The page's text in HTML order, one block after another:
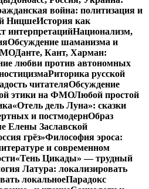
война: политизация и
НицшеИстория как
интерпретацийНационализм,
Обсуждение шаманизма и
Данте, Кант, Харман:
любви против автономных
Риторика русской
читателяОбсуждение
этики на ФМОЛюбой простой
«Отель дель Луна»: сказки
и постмодернОбраз
Елены Заславской
грёз»Философия эроса:
и современном
«Тень Цикады» — трудный
Латура: локализировать
локальноеПарадокс